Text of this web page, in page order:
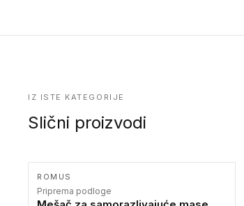
IZ ISTE KATEGORIJE
Slični proizvodi
ROMUS
Priprema podloge